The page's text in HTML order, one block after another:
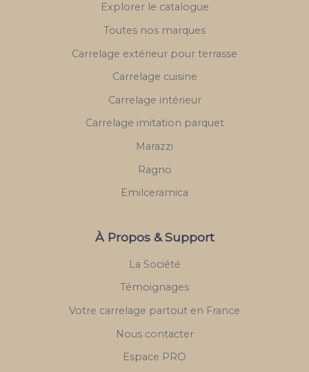
Explorer le catalogue
Toutes nos marques
Carrelage extérieur pour terrasse
Carrelage cuisine
Carrelage intérieur
Carrelage imitation parquet
Marazzi
Ragno
Emilceramica
À Propos & Support
La Société
Témoignages
Votre carrelage partout en France
Nous contacter
Espace PRO